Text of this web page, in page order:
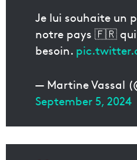
Je lui souhaite un
notre pays 🇫🇷
besoin.
— Martine Vassal
September 5, 2024